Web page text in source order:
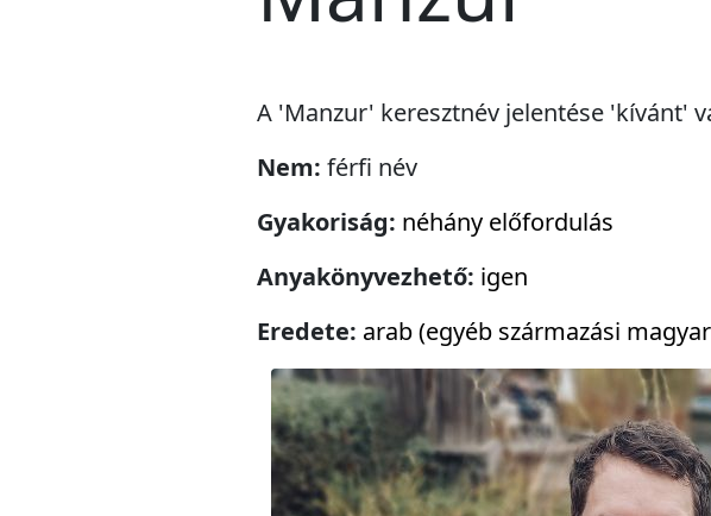
A 'Manzur' keresztnév jelentése 'kívánt'
Nem: férfi név
Gyakoriság: néhány előfordulás
Anyakönyvezhető: igen
Eredete: arab (egyéb származási